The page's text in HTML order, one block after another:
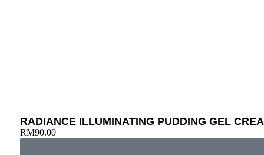
RADIANCE ILLUMINATING PUDDING GEL
RM90.00